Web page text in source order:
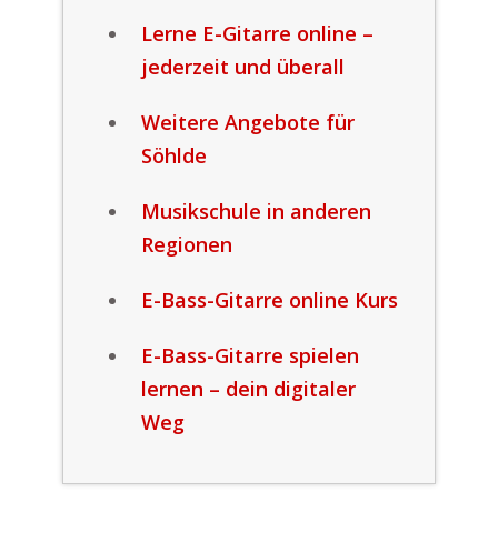
Lerne E-Gitarre online –
jederzeit und überall
Weitere Angebote für
Söhlde
Musikschule in anderen
Regionen
E-Bass-Gitarre online Kurs
E-Bass-Gitarre spielen
lernen – dein digitaler
Weg